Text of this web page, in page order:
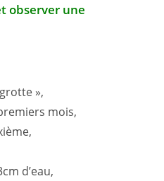
observer une
»,
mois,
d’eau,